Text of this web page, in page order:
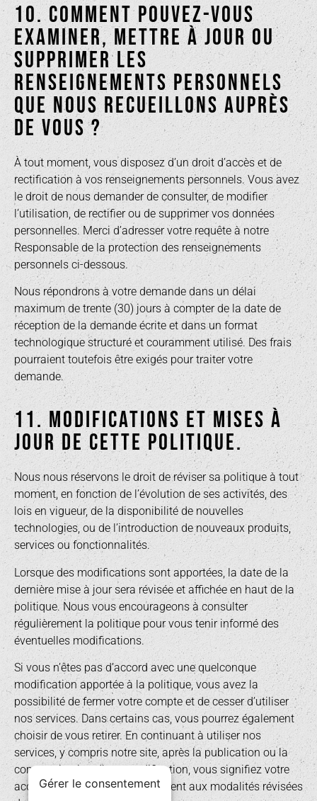
10. COMMENT POUVEZ-VOUS
EXAMINER, METTRE À JOUR OU
SUPPRIMER LES
RENSEIGNEMENTS PERSONNELS
QUE NOUS RECUEILLONS AUPRÈS
DE VOUS ?
À tout moment, vous disposez d’un droit d’accès et de
rectification à vos renseignements personnels. Vous avez
le droit de nous demander de consulter, de modifier
l’utilisation, de rectifier ou de supprimer vos données
personnelles. Merci d’adresser votre requête à notre
Responsable de la protection des renseignements
personnels ci-dessous.
Nous répondrons à votre demande dans un délai
maximum de trente (30) jours à compter de la date de
réception de la demande écrite et dans un format
technologique structuré et couramment utilisé. Des frais
pourraient toutefois être exigés pour traiter votre
demande.
11. MODIFICATIONS ET MISES À
JOUR DE CETTE POLITIQUE.
Nous nous réservons le droit de réviser sa politique à tout
moment, en fonction de l’évolution de ses activités, des
lois en vigueur, de la disponibilité de nouvelles
technologies, ou de l’introduction de nouveaux produits,
services ou fonctionnalités.
Lorsque des modifications sont apportées, la date de la
dernière mise à jour sera révisée et affichée en haut de la
politique. Nous vous encourageons à consulter
régulièrement la politique pour vous tenir informé des
éventuelles modifications.
Si vous n’êtes pas d’accord avec une quelconque
modification apportée à la politique, vous avez la
possibilité de fermer votre compte et de cesser d’utiliser
nos services. Dans certains cas, vous pourrez également
choisir de vous retirer. En continuant à utiliser nos
services, y compris notre site, après la publication ou la
communication d’une modification, vous signifiez votre
acceptation et votre consentement aux modalités révisées
Gérer le consentement